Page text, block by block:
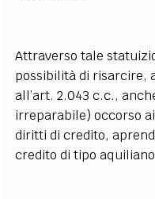
Attraverso tale
possibilità di risarcire,
all’art. 2.043 c.c.,
irreparabile) occorso
diritti di credito,
credito di tipo